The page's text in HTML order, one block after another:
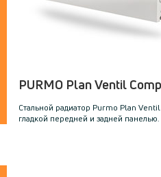
PURMO Plan Ventil
Стальной радиатор Purmo Plan
гладкой передней и задней панелью.